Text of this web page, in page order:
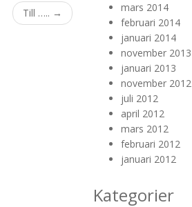
Till ….. →
mars 2014
februari 2014
januari 2014
november 2013
januari 2013
november 2012
juli 2012
april 2012
mars 2012
februari 2012
januari 2012
Kategorier